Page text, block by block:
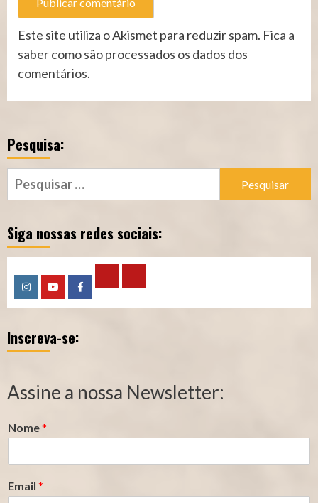
Este site utiliza o Akismet para reduzir spam. Fica a
saber como são processados os dados dos
comentários.
Pesquisa:
Pesquisar
por:
Siga nossas redes sociais:
InstagramYouTubeFacebook
Calculadora
–
Segurado
Calculadora
–
Contribuição
Inscreva-se:
Assine a nossa Newsletter:
Nome*
Email *